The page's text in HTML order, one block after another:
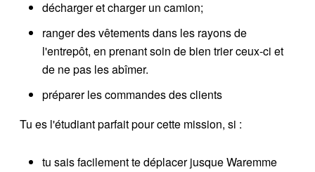
décharger et charger un camion;
ranger des vêtements dans les rayons de
l'entrepôt, en prenant soin de bien trier ceux-ci et
de ne pas les abîmer.
préparer les commandes des clients
Tu es l'étudiant parfait pour cette mission, si :
tu sais facilement te déplacer jusque Waremme